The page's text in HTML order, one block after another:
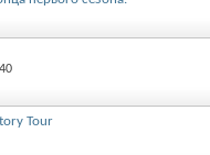
Tour